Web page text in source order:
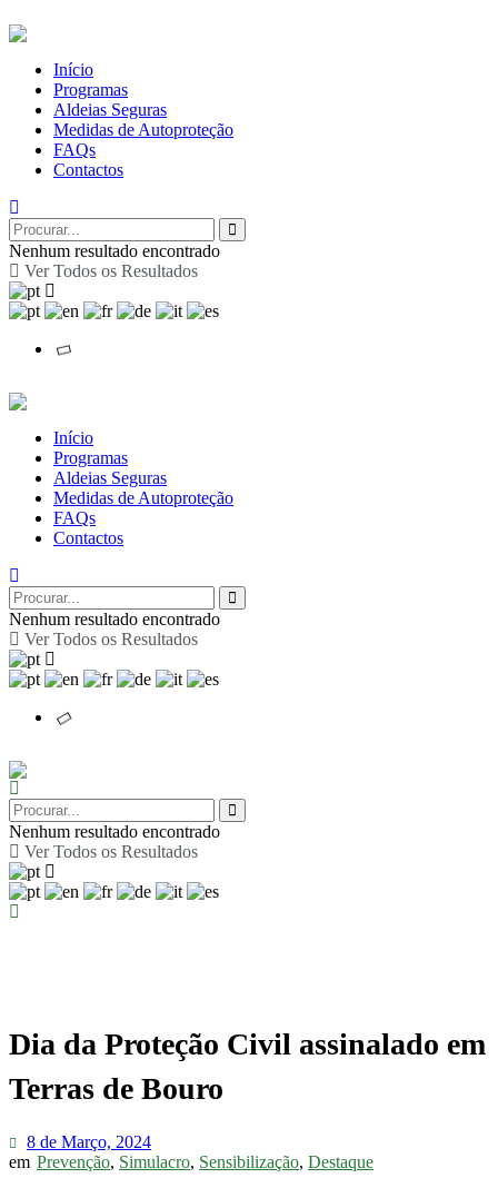
Início
Programas
Aldeias Seguras
Medidas de Autoproteção
FAQs
Contactos
Nenhum resultado encontrado
Ver Todos os Resultados
Início
Programas
Aldeias Seguras
Medidas de Autoproteção
FAQs
Contactos
Nenhum resultado encontrado
Ver Todos os Resultados
Nenhum resultado encontrado
Ver Todos os Resultados
Dia da Proteção Civil assinalado em
Terras de Bouro
8 de Março, 2024
em Prevenção, Simulacro, Sensibilização, Destaque